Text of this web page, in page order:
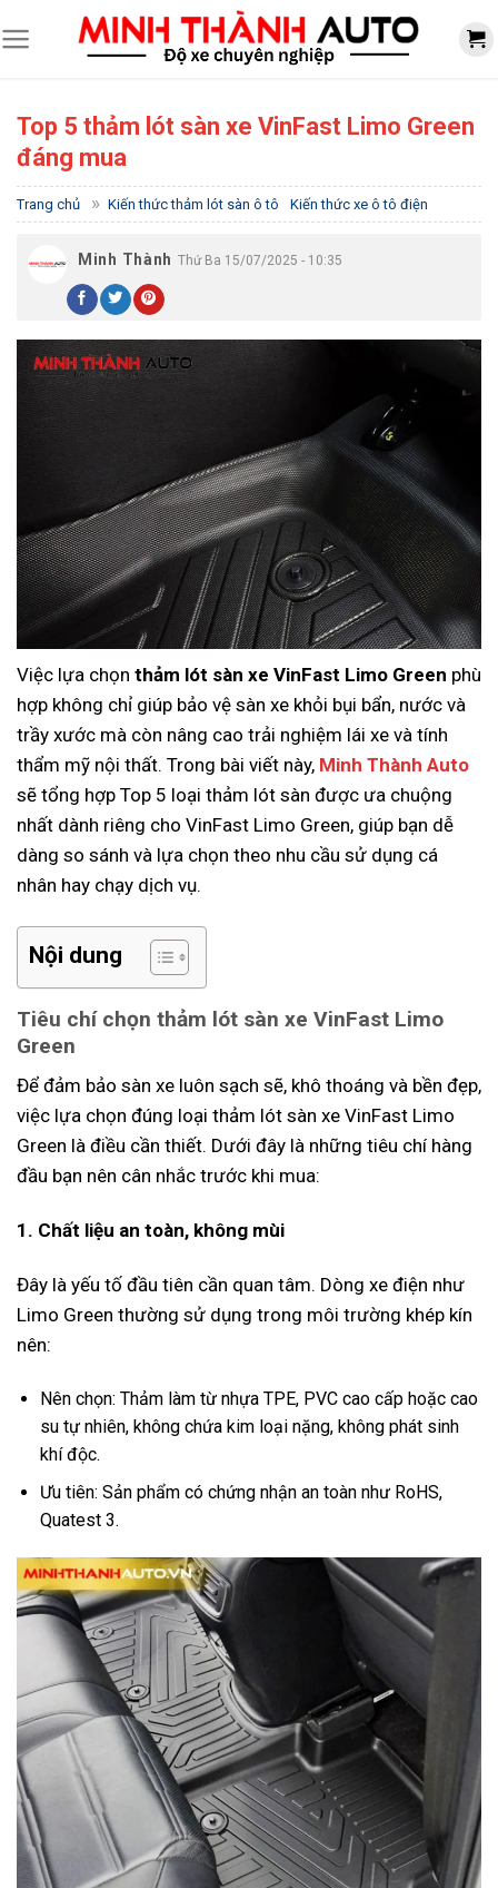
to
Top 5 thảm lót sàn xe VinFast Limo Green
đáng mua
Trang chủ » Kiến thức thảm lót sàn ô tô Kiến thức xe ô tô điện
Minh Thành Thứ Ba 15/07/2025 - 10:35
Việc lựa chọn thảm lót sàn xe VinFast Limo Green phù
hợp không chỉ giúp bảo vệ sàn xe khỏi bụi bẩn, nước và
trầy xước mà còn nâng cao trải nghiệm lái xe và tính
thẩm mỹ nội thất. Trong bài viết này, Minh Thành Auto
sẽ tổng hợp Top 5 loại thảm lót sàn được ưa chuộng
nhất dành riêng cho VinFast Limo Green, giúp bạn dễ
dàng so sánh và lựa chọn theo nhu cầu sử dụng cá
nhân hay chạy dịch vụ.
Nội dung
Tiêu chí chọn thảm lót sàn xe VinFast Limo
Green
Để đảm bảo sàn xe luôn sạch sẽ, khô thoáng và bền đẹp,
việc lựa chọn đúng loại thảm lót sàn xe VinFast Limo
Green là điều cần thiết. Dưới đây là những tiêu chí hàng
đầu bạn nên cân nhắc trước khi mua:
1. Chất liệu an toàn, không mùi
Đây là yếu tố đầu tiên cần quan tâm. Dòng xe điện như
Limo Green thường sử dụng trong môi trường khép kín
nên:
Nên chọn: Thảm làm từ nhựa TPE, PVC cao cấp hoặc cao
su tự nhiên, không chứa kim loại nặng, không phát sinh
khí độc.
Ưu tiên: Sản phẩm có chứng nhận an toàn như RoHS,
Quatest 3.